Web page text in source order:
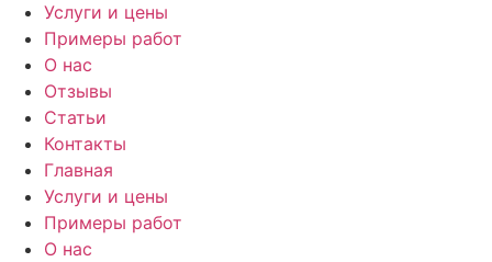
Услуги и цены
Примеры работ
О нас
Отзывы
Статьи
Контакты
Главная
Услуги и цены
Примеры работ
О нас